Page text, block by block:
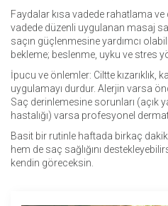
Faydalar kısa vadede rahatlama
vadede düzenli uygulanan masaj
saçın güçlenmesine yardımcı
bekleme; beslenme, uyku ve stres
İpucu ve önlemler: Ciltte kızarıklık,
uygulamayı durdur. Alerjin varsa
Saç derinlemesine sorunları (açık
hastalığı) varsa profesyonel
Basit bir rutinle haftada birkaç
hem de saç sağlığını
kendin göreceksin.